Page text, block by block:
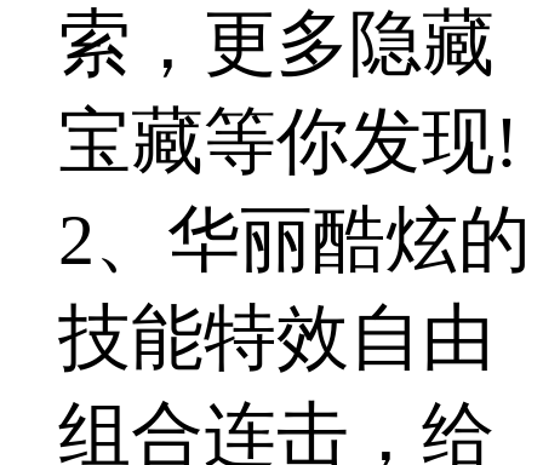
索，更多隐藏
宝藏等你发现!
2、华丽酷炫的
技能特效自由
组合连击，给